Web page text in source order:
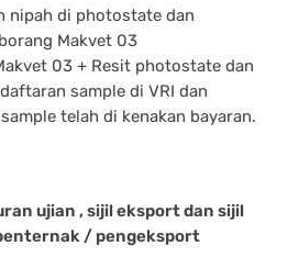
nipah di photostate dan
Makvet 03
03 + Resit photostate dan
sample di VRI dan
telah di kenakan bayaran.
ujian , sijil eksport dan sijil
/ pengeksport